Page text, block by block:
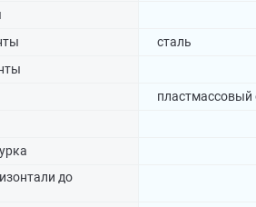
сталь
пластмассовый
до